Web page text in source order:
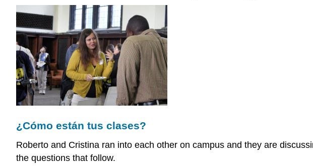
¿Cómo están tus clases?
Roberto and Cristina ran into each other on campus and they are
the questions that follow.